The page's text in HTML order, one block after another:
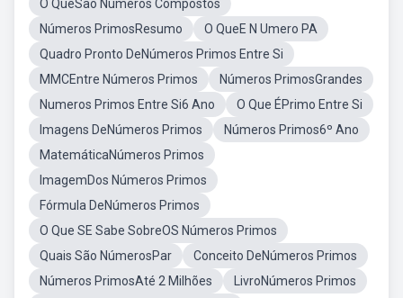
O QueSao Numeros Compostos
Números PrimosResumo
O QueE N Umero PA
Quadro Pronto DeNúmeros Primos Entre Si
MMCEntre Números Primos
Números PrimosGrandes
Numeros Primos Entre Si6 Ano
O Que ÉPrimo Entre Si
Imagens DeNúmeros Primos
Números Primos6º Ano
MatemáticaNúmeros Primos
ImagemDos Números Primos
Fórmula DeNúmeros Primos
O Que SE Sabe SobreOS Números Primos
Quais São NúmerosPar
Conceito DeNúmeros Primos
Números PrimosAté 2 Milhões
LivroNúmeros Primos